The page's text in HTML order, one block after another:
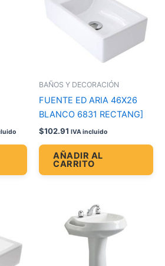
múltiples
pueden
página
de
producto
BAÑOS Y DECORACIÓN
FUENTE ED ARIA 46X26
BLANCO 6831 RECTANG]
$102.91 IVA incluido
AÑADIR AL
CARRITO
Price
range:
$63.47
through
$71.51